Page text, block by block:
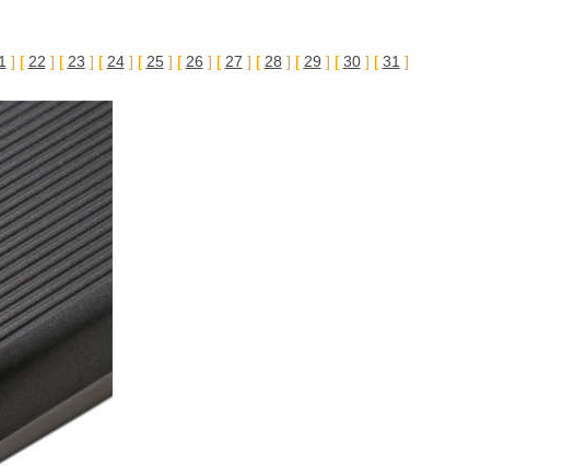
] [ 22 ] [ 23 ] [ 24] [ 25] [ 26 ] [ 27 ] [ 28 ] [ 29 ] [ 30] [ 31 ]